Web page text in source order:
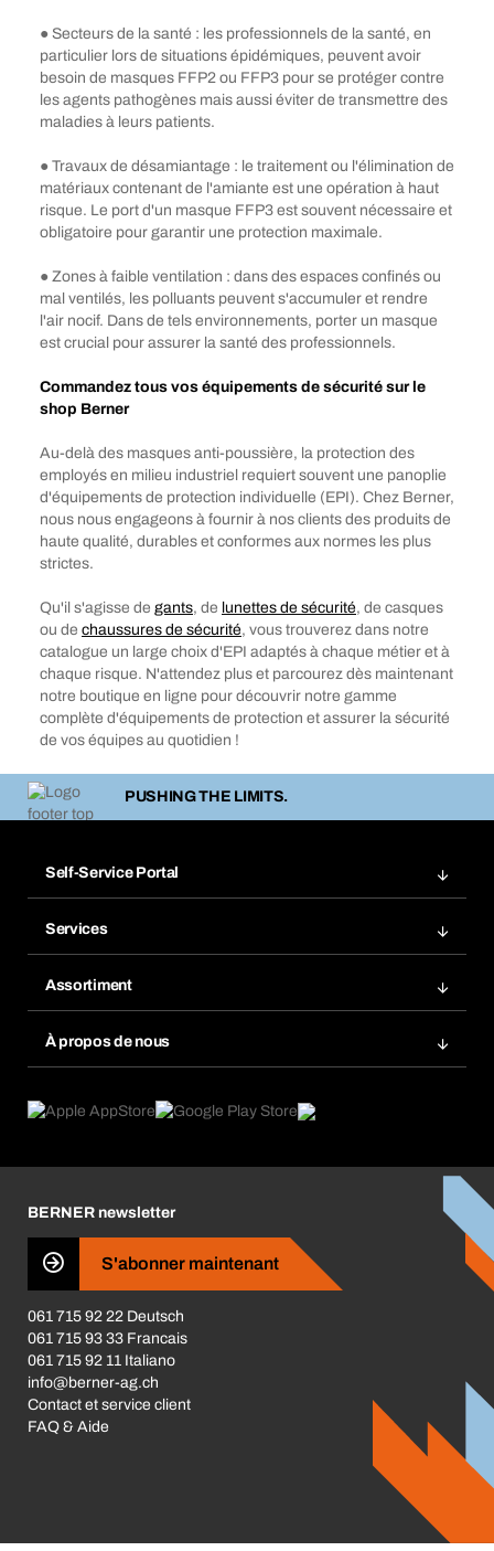
● Secteurs de la santé : les professionnels de la santé, en
particulier lors de situations épidémiques, peuvent avoir
besoin de masques FFP2 ou FFP3 pour se protéger contre
les agents pathogènes mais aussi éviter de transmettre des
maladies à leurs patients.
● Travaux de désamiantage : le traitement ou l'élimination de
matériaux contenant de l'amiante est une opération à haut
risque. Le port d'un masque FFP3 est souvent nécessaire et
obligatoire pour garantir une protection maximale.
● Zones à faible ventilation : dans des espaces confinés ou
mal ventilés, les polluants peuvent s'accumuler et rendre
l'air nocif. Dans de tels environnements, porter un masque
est crucial pour assurer la santé des professionnels.
Commandez tous vos équipements de sécurité sur le
shop Berner
Au-delà des masques anti-poussière, la protection des
employés en milieu industriel requiert souvent une panoplie
d'équipements de protection individuelle (EPI). Chez Berner,
nous nous engageons à fournir à nos clients des produits de
haute qualité, durables et conformes aux normes les plus
strictes.
Qu'il s'agisse de gants, de lunettes de sécurité, de casques
ou de chaussures de sécurité, vous trouverez dans notre
catalogue un large choix d'EPI adaptés à chaque métier et à
chaque risque. N'attendez plus et parcourez dès maintenant
notre boutique en ligne pour découvrir notre gamme
complète d'équipements de protection et assurer la sécurité
de vos équipes au quotidien !
PUSHING THE LIMITS.
Self-Service Portal
Favoris
Réassort
Abonnement
Services
Base données produits chimiques
eProcurement
Guides de choix
Assortiment
À propos de nous
Ce qui nous motive
Les magasins BERNER
Business Conduct
BERNER newsletter
S'abonner maintenant
061 715 92 22 Deutsch
061 715 93 33 Francais
061 715 92 11 Italiano
info@berner-ag.ch
Contact et service client
FAQ & Aide